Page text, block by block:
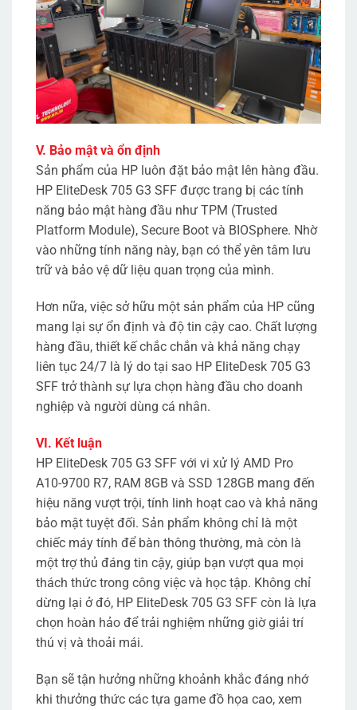
V. Bảo mật và ổn định
Sản phẩm của HP luôn đặt bảo mật lên hàng đầu.
HP EliteDesk 705 G3 SFF được trang bị các tính
năng bảo mật hàng đầu như TPM (Trusted
Platform Module), Secure Boot và BIOSphere. Nhờ
vào những tính năng này, bạn có thể yên tâm lưu
trữ và bảo vệ dữ liệu quan trọng của mình.
Hơn nữa, việc sở hữu một sản phẩm của HP cũng
mang lại sự ổn định và độ tin cậy cao. Chất lượng
hàng đầu, thiết kế chắc chắn và khả năng chạy
liên tục 24/7 là lý do tại sao HP EliteDesk 705 G3
SFF trở thành sự lựa chọn hàng đầu cho doanh
nghiệp và người dùng cá nhân.
VI. Kết luận
HP EliteDesk 705 G3 SFF với vi xử lý AMD Pro
A10-9700 R7, RAM 8GB và SSD 128GB mang đến
hiệu năng vượt trội, tính linh hoạt cao và khả năng
bảo mật tuyệt đối. Sản phẩm không chỉ là một
chiếc máy tính để bàn thông thường, mà còn là
một trợ thủ đáng tin cậy, giúp bạn vượt qua mọi
thách thức trong công việc và học tập. Không chỉ
dừng lại ở đó, HP EliteDesk 705 G3 SFF còn là lựa
chọn hoàn hảo để trải nghiệm những giờ giải trí
thú vị và thoải mái.
Bạn sẽ tận hưởng những khoảnh khắc đáng nhớ
khi thưởng thức các tựa game đồ họa cao, xem